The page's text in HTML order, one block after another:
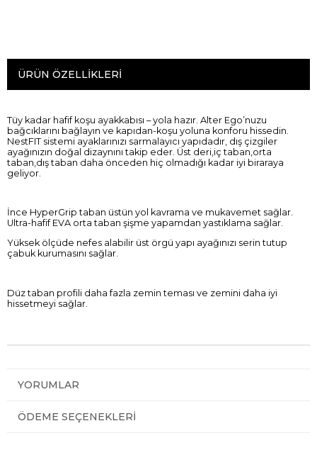
ÜRÜN ÖZELLIKLERI
Tüy kadar hafif koşu ayakkabısı – yola hazır. Alter Ego’nuzu
bağcıklarını bağlayın ve kapıdan-koşu yoluna konforu hissedin.
NestFIT sistemi ayaklarınızı sarmalayıcı yapıdadır, dış çizgiler
ayağınızın doğal dizaynını takip eder. Üst deri,iç taban,orta
taban,dış taban daha önceden hiç olmadığı kadar iyi biraraya
geliyor.
İnce HyperGrip taban üstün yol kavrama ve mukavemet sağlar.
Ultra-hafif EVA orta taban şişme yapamdan yastıklama sağlar.
Yüksek ölçüde nefes alabilir üst örgü yapı ayağınızı serin tutup
çabuk kurumasını sağlar.
Düz taban profili daha fazla zemin teması ve zemini daha iyi
hissetmeyi sağlar.
YORUMLAR
ÖDEME SEÇENEKLERI